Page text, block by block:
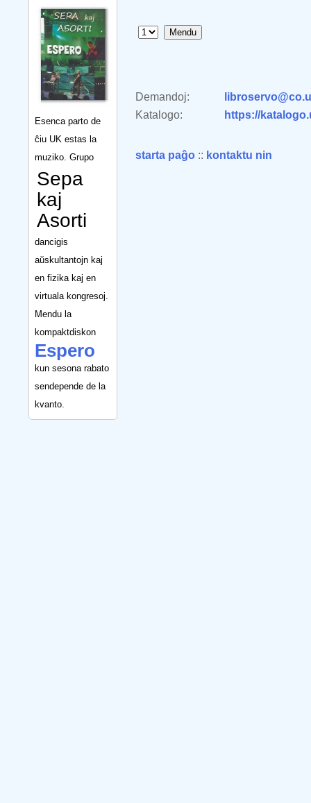
Esenca parto de
ĉiu UK estas la
muziko. Grupo
Sepa
kaj
Asorti
dancigis
aŭskultantojn kaj
en fizika kaj en
virtuala kongresoj.
Mendu la
kompaktdiskon
Espero
kun sesona rabato
sendepende de la
kvanto.
Demandoj:
Katalogo:
https://
starta paĝo :: kontaktu nin